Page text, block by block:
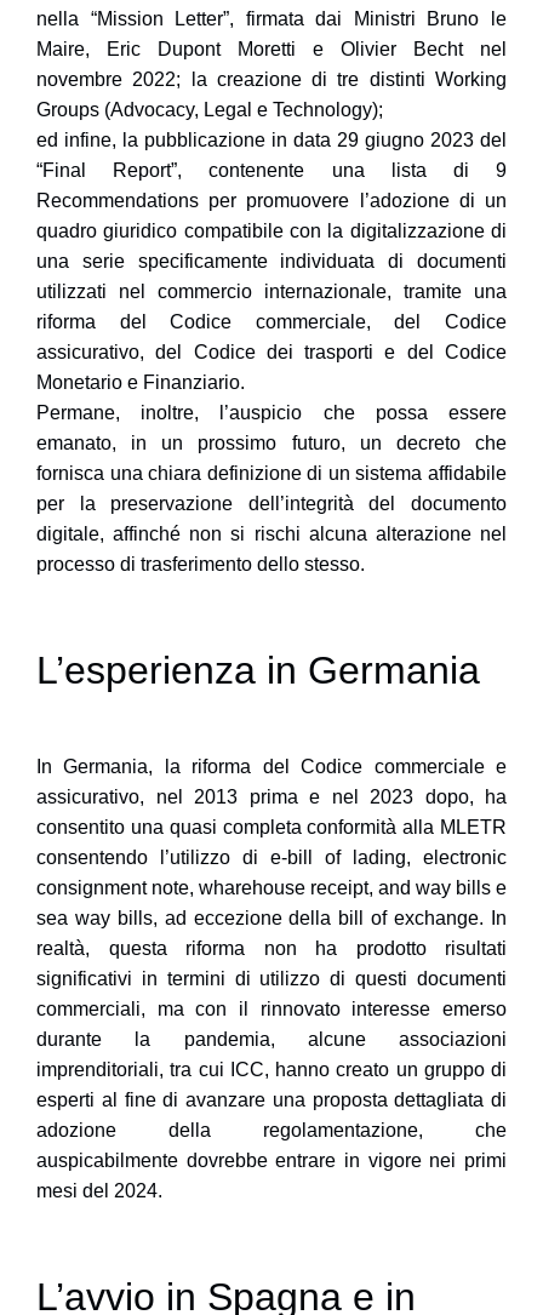
nella “Mission Letter”, firmata dai Ministri Bruno le
Maire, Eric Dupont Moretti e Olivier Becht nel
novembre 2022; la creazione di tre distinti Working
Groups (Advocacy, Legal e Technology);
ed infine, la pubblicazione in data 29 giugno 2023 del
“Final Report”, contenente una lista di 9
Recommendations per promuovere l’adozione di un
quadro giuridico compatibile con la digitalizzazione di
una serie specificamente individuata di documenti
utilizzati nel commercio internazionale, tramite una
riforma del Codice commerciale, del Codice
assicurativo, del Codice dei trasporti e del Codice
Monetario e Finanziario.
Permane, inoltre, l’auspicio che possa essere
emanato, in un prossimo futuro, un decreto che
fornisca una chiara definizione di un sistema affidabile
per la preservazione dell’integrità del documento
digitale, affinché non si rischi alcuna alterazione nel
processo di trasferimento dello stesso.
L’esperienza in Germania
In Germania, la riforma del Codice commerciale e
assicurativo, nel 2013 prima e nel 2023 dopo, ha
consentito una quasi completa conformità alla MLETR
consentendo l’utilizzo di e-bill of lading, electronic
consignment note, wharehouse receipt, and way bills e
sea way bills, ad eccezione della bill of exchange. In
realtà, questa riforma non ha prodotto risultati
significativi in termini di utilizzo di questi documenti
commerciali, ma con il rinnovato interesse emerso
durante la pandemia, alcune associazioni
imprenditoriali, tra cui ICC, hanno creato un gruppo di
esperti al fine di avanzare una proposta dettagliata di
adozione della regolamentazione, che
auspicabilmente dovrebbe entrare in vigore nei primi
mesi del 2024.
L’avvio in Spagna e in